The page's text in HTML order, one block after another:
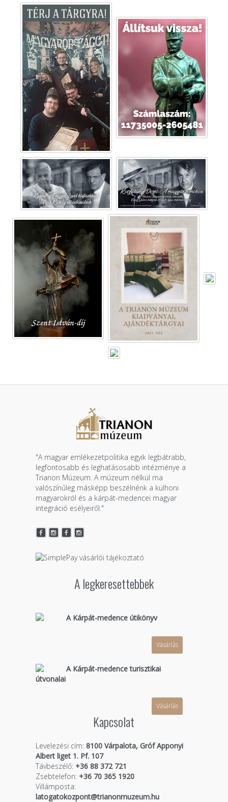
"A magyar emlékezetpolitika egyik legbátrabb,
legfontosabb és leghatásosabb intézménye a
Trianon Múzeum. A múzeum nélkül ma
valószínűleg másképp beszélnénk a külhoni
magyarokról és a kárpát-medencei magyar
integráció esélyeiről."
A legkeresettebbek
A Kárpát-medence útikönyv
Vásárlás
A Kárpát-medence turisztikai
útvonalai
Vásárlás
Kapcsolat
Levelezési cím: 8100 Várpalota, Gróf Apponyi
Albert liget 1. Pf. 107
Távbeszélő:+36 88 372 721
Zsebtelefon:+36 70 365 1920
Villámposta:
latogatokozpont@trianonmuzeum.hu